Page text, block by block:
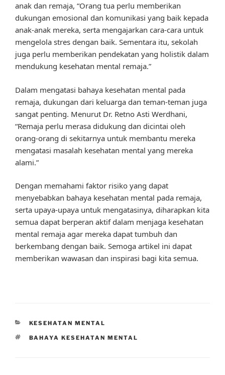
anak dan remaja, “Orang tua perlu memberikan
dukungan emosional dan komunikasi yang baik kepada
anak-anak mereka, serta mengajarkan cara-cara untuk
mengelola stres dengan baik. Sementara itu, sekolah
juga perlu memberikan pendekatan yang holistik dalam
mendukung kesehatan mental remaja.”
Dalam mengatasi bahaya kesehatan mental pada
remaja, dukungan dari keluarga dan teman-teman juga
sangat penting. Menurut Dr. Retno Asti Werdhani,
“Remaja perlu merasa didukung dan dicintai oleh
orang-orang di sekitarnya untuk membantu mereka
mengatasi masalah kesehatan mental yang mereka
alami.”
Dengan memahami faktor risiko yang dapat
menyebabkan bahaya kesehatan mental pada remaja,
serta upaya-upaya untuk mengatasinya, diharapkan kita
semua dapat berperan aktif dalam menjaga kesehatan
mental remaja agar mereka dapat tumbuh dan
berkembang dengan baik. Semoga artikel ini dapat
memberikan wawasan dan inspirasi bagi kita semua.
CATEGORIES
KESEHATAN MENTAL
TAGS
BAHAYA KESEHATAN MENTAL